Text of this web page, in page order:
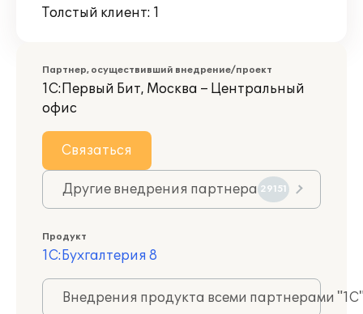
Толстый клиент: 1
Партнер, осуществивший внедрение/проект
1С:Первый Бит, Москва – Центральный
офис
Связаться
Другие внедрения партнера 29151
Продукт
1С:Бухгалтерия 8
Внедрения продукта всеми партнерами